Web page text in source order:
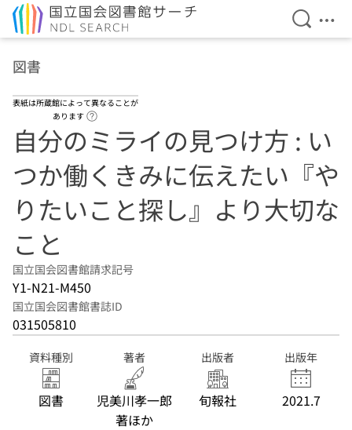
検索を
メ
図書
表紙は所蔵館によって異なることが
あります
自分のミライの見つけ方 : い
つか働くきみに伝えたい『や
りたいこと探し』より大切な
こと
国立国会図書館請求記号
Y1-N21-M450
国立国会図書館書誌ID
031505810
資料種別
図書
著者
児美川孝一郎
著ほか
出版者
旬報社
出版年
2021.7